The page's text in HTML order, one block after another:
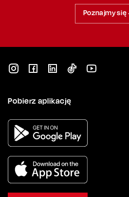
Poznajmy się
Pobierz aplikację